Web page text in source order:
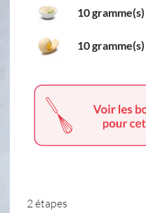
10 gramme(s)
10 gramme(s)
2 étapes